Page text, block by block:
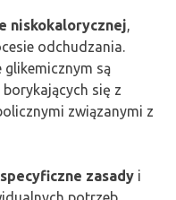
niskokalorycznej,
odchudzania.
glikemicznym są
się z
związanymi z
zasady i